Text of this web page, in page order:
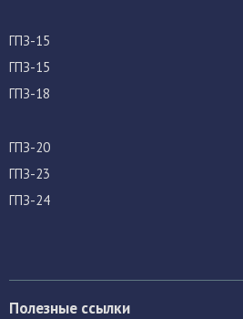
ГПЗ-15
ГПЗ-15
ГПЗ-18
ГПЗ-20
ГПЗ-23
ГПЗ-24
Полезные ссылки